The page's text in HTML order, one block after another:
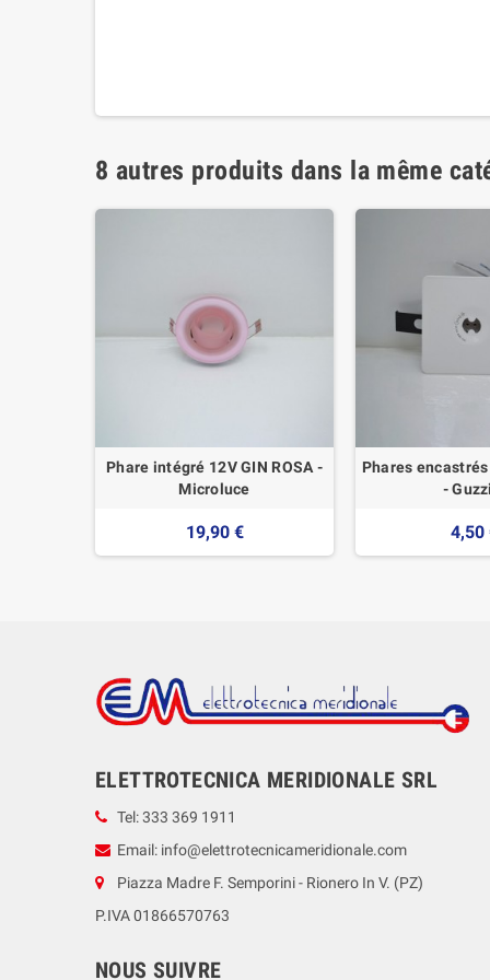
8 autres produits dans la même
Phare intégré 12V GIN ROSA -
Microluce
19,90 €
Phares
-
4,50
ELETTROTECNICA MERIDIONALE SRL
Tel: 333 369 1911
Email: info@elettrotecnicameridionale.com
Piazza Madre F. Semporini - Rionero In V. (PZ)
P.IVA 01866570763
NOUS SUIVRE